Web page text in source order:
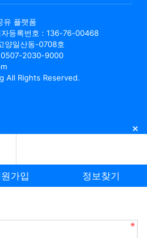
유 플랫폼
자등록번호 : 136-76-00468
양일산동-0708호
0507-2030-9000
All Rights Reserved.
닫
가입 정보찾기